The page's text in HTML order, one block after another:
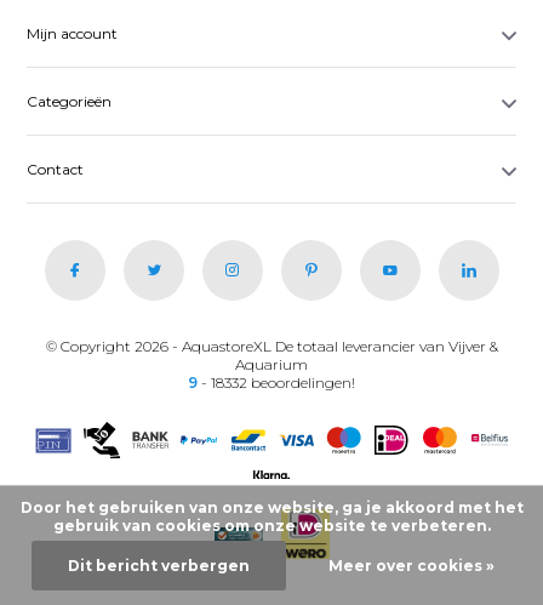
Mijn account
Categorieën
Contact
© Copyright 2026 - AquastoreXL De totaal leverancier van Vijver &
Aquarium
9 - 18332 beoordelingen!
Door het gebruiken van onze website, ga je akkoord met het
gebruik van cookies om onze website te verbeteren.
Dit bericht verbergen Meer over cookies »